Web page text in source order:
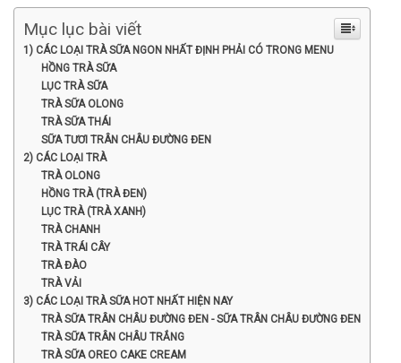
Mục lục bài viết
1) CÁC LOẠI TRÀ SỮA NGON NHẤT ĐỊNH PHẢI CÓ TRONG MENU
HỒNG TRÀ SỮA
LỤC TRÀ SỮA
TRÀ SỮA OLONG
TRÀ SỮA THÁI
SỮA TƯƠI TRÂN CHÂU ĐƯỜNG ĐEN
2) CÁC LOẠI TRÀ
TRÀ OLONG
HỒNG TRÀ (TRÀ ĐEN)
LỤC TRÀ (TRÀ XANH)
TRÀ CHANH
TRÀ TRÁI CÂY
TRÀ ĐÀO
TRÀ VẢI
3) CÁC LOẠI TRÀ SỮA HOT NHẤT HIỆN NAY
TRÀ SỮA TRÂN CHÂU ĐƯỜNG ĐEN - SỮA TRÂN CHÂU ĐƯỜNG ĐEN
TRÀ SỮA TRÂN CHÂU TRẮNG
TRÀ SỮA OREO CAKE CREAM